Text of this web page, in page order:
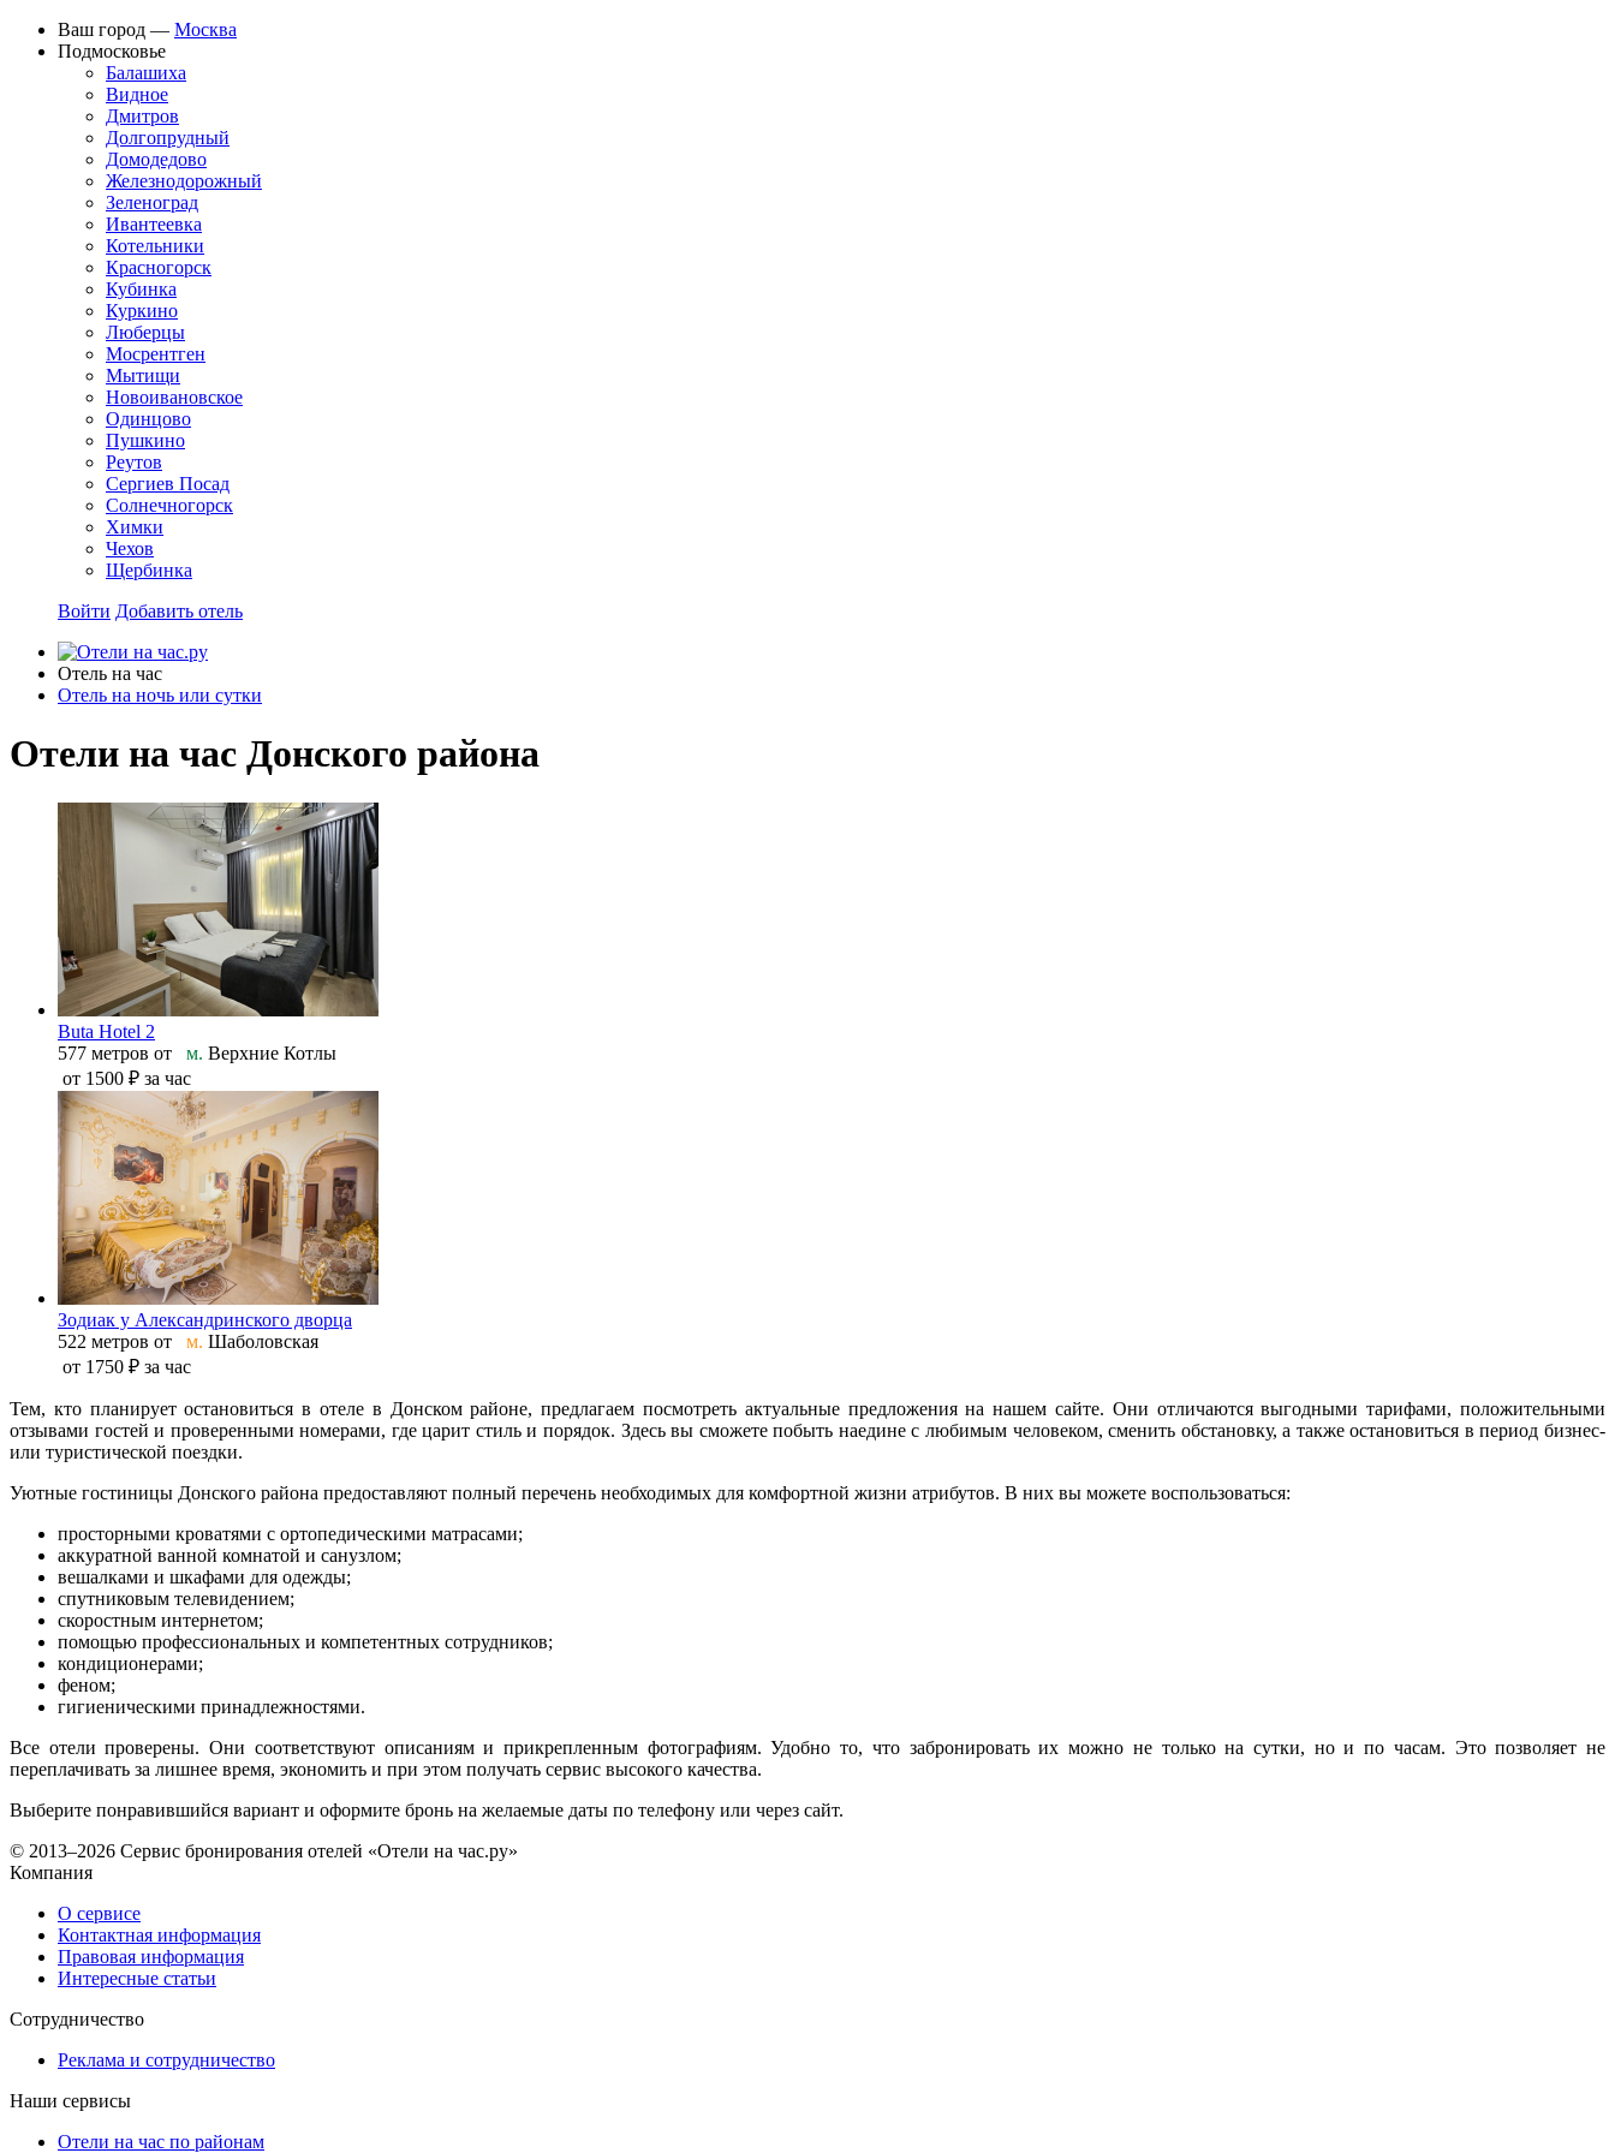
Ваш город — Москва
Подмосковье
Балашиха
Видное
Дмитров
Долгопрудный
Домодедово
Железнодорожный
Зеленоград
Ивантеевка
Котельники
Красногорск
Кубинка
Куркино
Люберцы
Мосрентген
Мытищи
Новоивановское
Одинцово
Пушкино
Реутов
Сергиев Посад
Солнечногорск
Химки
Чехов
Щербинка
Войти Добавить отель
Отель на час
Отель на ночь или сутки
Отели на час Донского района
Buta Hotel 2
577 метров от
м. Верхние Котлы
от 1500 ₽ за час
Зодиак у Александринского дворца
522 метров от
м. Шаболовская
от 1750 ₽ за час
Тем, кто планирует остановиться в отеле в Донском районе, предлагаем посмотреть актуальные предложения на нашем сайте. Они отличаются выгодными тарифами, положительными
отзывами гостей и проверенными номерами, где царит стиль и порядок. Здесь вы сможете побыть наедине с любимым человеком, сменить обстановку, а также остановиться в период бизнес-
или туристической поездки.
Уютные гостиницы Донского района предоставляют полный перечень необходимых для комфортной жизни атрибутов. В них вы можете воспользоваться:
просторными кроватями с ортопедическими матрасами;
аккуратной ванной комнатой и санузлом;
вешалками и шкафами для одежды;
спутниковым телевидением;
скоростным интернетом;
помощью профессиональных и компетентных сотрудников;
кондиционерами;
феном;
гигиеническими принадлежностями.
Все отели проверены. Они соответствуют описаниям и прикрепленным фотографиям. Удобно то, что забронировать их можно не только на сутки, но и по часам. Это позволяет не
переплачивать за лишнее время, экономить и при этом получать сервис высокого качества.
Выберите понравившийся вариант и оформите бронь на желаемые даты по телефону или через сайт.
© 2013–2026 Сервис бронирования отелей «Отели на час.ру»
Компания
О сервисе
Контактная информация
Правовая информация
Интересные статьи
Сотрудничество
Реклама и сотрудничество
Наши сервисы
Отели на час по районам